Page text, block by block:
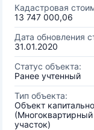
Кадастровая
13 747 000,06
Дата обновления
31.01.2020
Статус объекта:
Ранее учтенный
Тип объекта:
Объект
участок)